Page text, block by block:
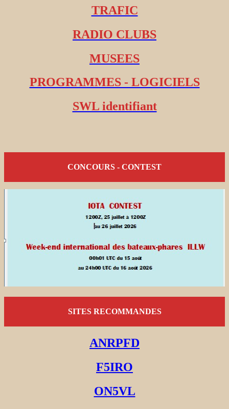
TRAFIC
RADIO CLUBS
MUSEES
PROGRAMMES - LOGICIELS
SWL identifiant
CONCOURS - CONTEST
SITES RECOMMANDES
ANRPFD
F5IRO
ON5VL